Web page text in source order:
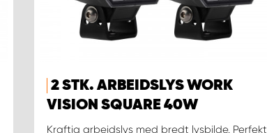
2 STK. ARBEIDSLYS WORK
VISION SQUARE 40W
Kraftig arbeidslys med bredt lysbilde. Perfekt